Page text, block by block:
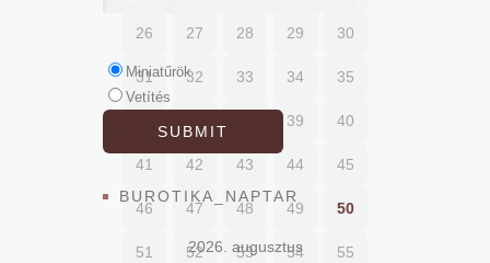
26 27 28 29 30
31 32 33 34 35
39 40
41 42 43 44 45
46 47 48 49 50
51 52 53 54 55
Miniatűrök
Vetítés
BUROTIKA_NAPTAR
2026. augusztus